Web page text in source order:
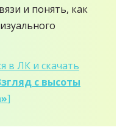
и понять, как
в ЛК и скачать
с высоты
]